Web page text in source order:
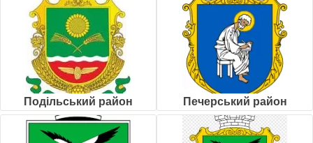
Подільський район Печерський район